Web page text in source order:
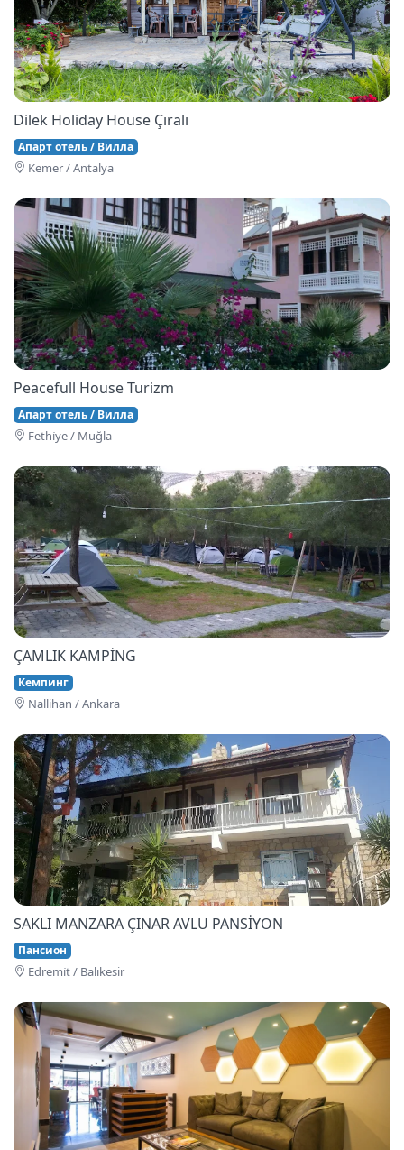
Dilek Holiday House Çıralı
Апарт отель / Вилла
Kemer / Antalya
Peacefull House Turizm
Апарт отель / Вилла
Fethi̇ye / Muğla
ÇAMLIK KAMPİNG
Кемпинг
Nallihan / Ankara
SAKLI MANZARA ÇINAR AVLU PANSİYON
Пансион
Edremi̇t / Balıkesir